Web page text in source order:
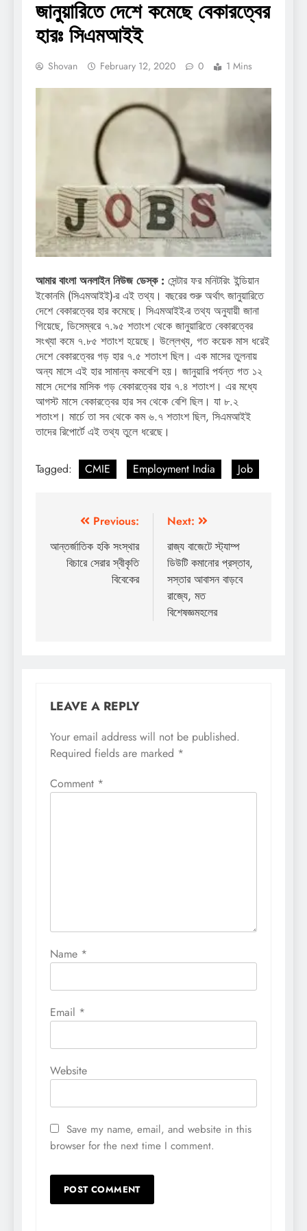
জানুয়ারিতে দেশে কমেছে বেকারত্বের
হারঃ সিএমআইই
Shovan February 12, 2020 0 1 Mins
আমার বাংলা অনলাইন নিউজ ডেস্ক : সেন্টার ফর মনিটরিং ইন্ডিয়ান
ইকোনমি (সিএমআইই)-র এই তথ্য। বছরের শুরু অর্থাৎ জানুয়ারিতে
দেশে বেকারত্বের হার কমেছে। সিএমআইই-র তথ্য অনুযায়ী জানা
গিয়েছে, ডিসেম্বরে ৭.৯৫ শতাংশ থেকে জানুয়ারিতে বেকারত্বের
সংখ্যা কমে ৭.৮৫ শতাংশ হয়েছে। উল্লেখ্য, গত কয়েক মাস ধরেই
দেশে বেকারত্বের গড় হার ৭.৫ শতাংশ ছিল। এক মাসের তুলনায়
অন্য মাসে এই হার সামান্য কমবেশি হয়। জানুয়ারি পর্যন্ত গত ১২
মাসে দেশের মাসিক গড় বেকারত্বের হার ৭.৪ শতাংশ। এর মধ্যে
আগস্ট মাসে বেকারত্বের হার সব থেকে বেশি ছিল। যা ৮.২
শতাংশ। মার্চে তা সব থেকে কম ৬.৭ শতাংশ ছিল, সিএমআইই
তাদের রিপোর্টে এই তথ্য তুলে ধরেছে।
Tagged: CMIE Employment India Job
navigation
Previous:
আন্তর্জাতিক হকি সংস্থার
বিচারে সেরার স্বীকৃতি
বিবেকের
Next:
রাজ্য বাজেটে স্ট্যাম্প
ডিউটি কমানোর প্রস্তাব,
সস্তার আবাসন বাড়বে
রাজ্যে, মত
বিশেষজ্ঞমহলের
LEAVE A REPLY
Your email address will not be published.
Required fields are marked *
Comment *
Name *
Email *
Website
Save my name, email, and website in this
browser for the next time I comment.